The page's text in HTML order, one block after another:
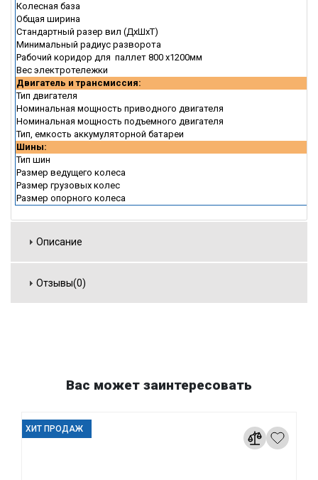
Колесная база
Общая ширина
Стандартный разер вил (ДxШxТ)
Минимальный радиус разворота
Рабочий коридор для паллет 800 х1200мм
Вес электротележки
Двигатель и трансмиссия:
Тип двигателя
Номинальная мощность приводного двигателя
Номинальная мощность подъемного двигателя
Тип, емкость аккумуляторной батареи
Шины:
Тип шин
Размер ведущего колеса
Размер грузовых колес
Размер опорного колеса
Описание
Отзывы(0)
Вас может заинтересовать
ХИТ ПРОДАЖ